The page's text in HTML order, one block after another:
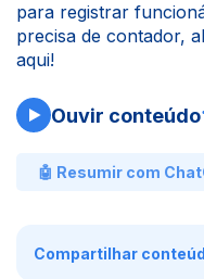
para registrar
precisa de contador,
aqui!
Ouvir conteúdo
🤖 Resumir com
Compartilhar